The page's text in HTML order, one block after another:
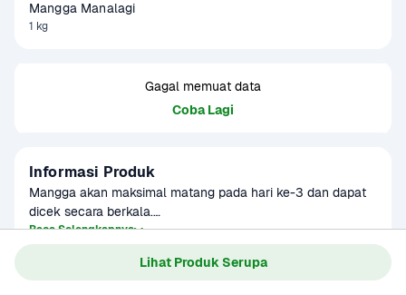
Lihat Produk Serupa
Mangga Manalagi
1 kg
Gagal memuat data
Coba Lagi
Informasi Produk
Mangga akan maksimal matang pada hari ke-3 dan dapat
dicek secara berkala.
Mangga manalagi memiliki ukuran yang relatif lebih kecil
dari mangga biasa. Daging buahnya tebal, rasanya sangat
Baca Selengkapnya
Kategori
Buah
5-7 hari